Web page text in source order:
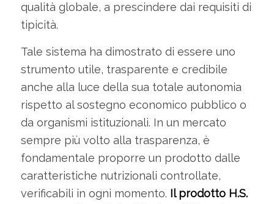
qualità globale, a prescindere dai requisiti di
tipicità.
Tale sistema ha dimostrato di essere uno
strumento utile, trasparente e credibile
anche alla luce della sua totale autonomia
rispetto al sostegno economico pubblico o
da organismi istituzionali. In un mercato
sempre più volto alla trasparenza, è
fondamentale proporre un prodotto dalle
caratteristiche nutrizionali controllate,
verificabili in ogni momento. Il prodotto H.S.